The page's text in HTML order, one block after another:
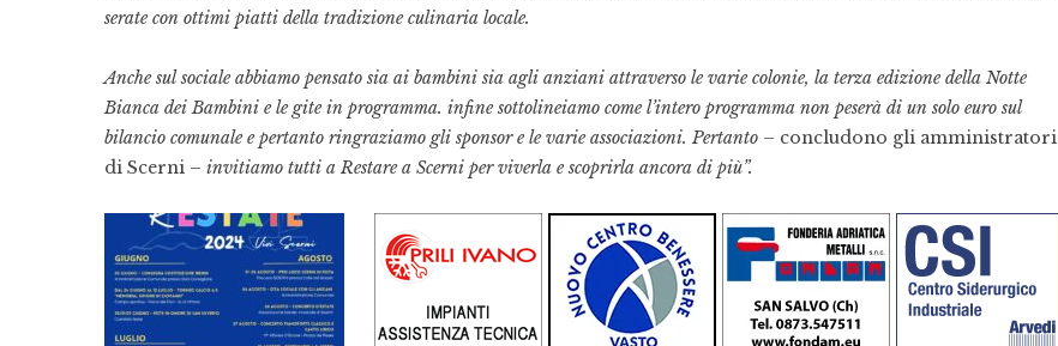
serate con ottimi piatti della tradizione culinaria locale.
Anche sul sociale abbiamo pensato sia ai bambini sia agli anziani attraverso le varie colonie, la terza edizione della Notte
Bianca dei Bambini e le gite in programma. infine sottolineiamo come l’intero programma non peserà di un solo euro sul
bilancio comunale e pertanto ringraziamo gli sponsor e le varie associazioni. Pertanto – concludono gli amministratori
di Scerni – invitiamo tutti a Restare a Scerni per viverla e scoprirla ancora di più”.